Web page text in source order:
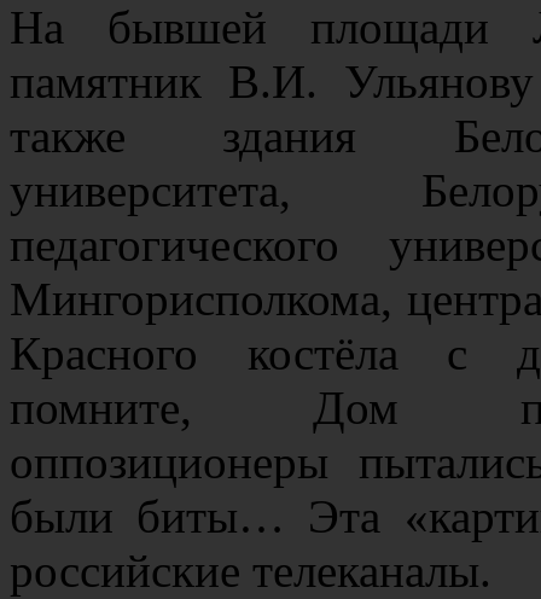
На бывшей площади
памятник В.И.
также здания
университета,
педагогического
Мингорисполкома,
Красного костёла с
помните, Дом
оппозиционеры
были биты… Эта
российские телеканалы.